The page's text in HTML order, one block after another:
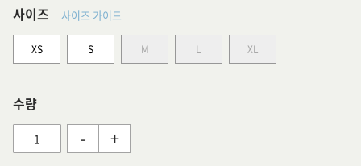
사이즈 사이즈 가이드
XS S M L XL
수량
- +